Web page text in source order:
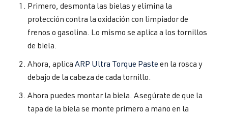
Primero, desmonta las bielas y elimina la
protección contra la oxidación con limpiador de
frenos o gasolina. Lo mismo se aplica a los tornillos
de biela.
Ahora, aplica ARP Ultra Torque Paste en la rosca y
debajo de la cabeza de cada tornillo.
Ahora puedes montar la biela. Asegúrate de que la
tapa de la biela se monte primero a mano en la